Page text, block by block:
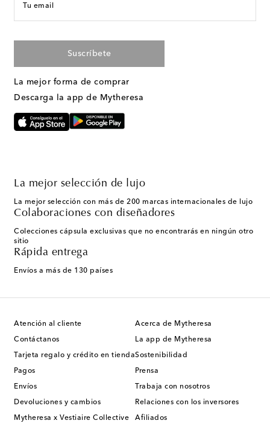
Tu email
Suscríbete
La mejor forma de comprar
Descarga la app de Mytheresa
La mejor selección de lujo
La mejor selección con más de 200 marcas internacionales de lujo
Colaboraciones con diseñadores
Colecciones cápsula exclusivas que no encontrarás en ningún otro
sitio
Rápida entrega
Envíos a más de 130 países
Atención al cliente
Contáctanos
Tarjeta regalo y crédito en tienda
Pagos
Envíos
Devoluciones y cambios
Mytheresa x Vestiaire Collective
Acerca de Mytheresa
La app de Mytheresa
Sostenibilidad
Prensa
Trabaja con nosotros
Relaciones con los inversores
Afiliados